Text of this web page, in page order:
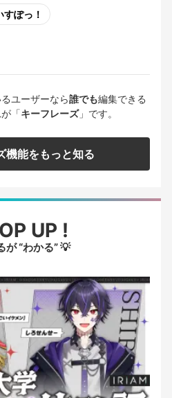
すぽっ！
ユーザーなら誰でも編集できる
「キーフレーズ」です。
機能をもっと知る
UP !
が “わかる” 💡